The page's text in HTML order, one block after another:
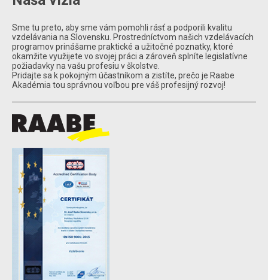
Sme tu preto, aby sme vám pomohli rásť a podporili kvalitu
vzdelávania na Slovensku. Prostredníctvom našich vzdelávacích
programov prinášame praktické a užitočné poznatky, ktoré
okamžite využijete vo svojej práci a zároveň splníte legislatívne
požiadavky na vašu profesiu v školstve.
Pridajte sa k pokojným účastníkom a zistíte, prečo je Raabe
Akadémia tou správnou voľbou pre váš profesijný rozvoj!